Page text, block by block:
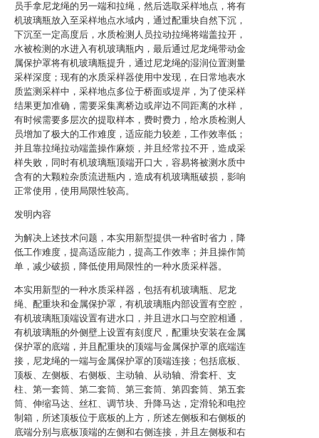
员手拿尼龙绳的另一端和拉绳，然后选取采样地点，将有
机玻璃瓶放入至采样地点水域内，通过配重块自然下沉，
下沉至一定高度后，水质检测人员拉动拉绳将端盖拉开，
水被检测的水进入有机玻璃瓶内，最后通过尼龙绳带动金
属保护罩将有机玻璃瓶提升，通过尼龙绳的湿润位置测量
采样深度；现有的水质采样器使用中发现，在日常地表水
质监测采样中，采样地点多位于桥面或堤岸，为了使采样
结果更加准确，需要采集离桥边或岸边不同距离的水样，
有时候需要多层次的提取样本，费时费力，给水质检测人
员增加了极大的工作难度，适应能力较差，工作效率低；
并且靠拉绳拉动端盖操作麻烦，并且经常拉不开，造成采
样失败，同时有机玻璃瓶顶端开口大，容易将被测水质中
含有的大颗粒杂质流进瓶内，造成有机玻璃瓶破损，影响
正常使用，使用局限性较高。
发明内容
为解决上述技术问题，本实用新型提供一种省时省力，降
低工作难度，提高适应能力，提高工作效率；并且操作简
单，减少破损，降低使用局限性的一种水质采样器。
本实用新型的一种水质采样器，包括有机玻璃瓶、尼龙
绳、配重块和金属保护罩，有机玻璃瓶内部设置有空腔，
有机玻璃瓶顶端设置有进水口，并且进水口与空腔相通，
有机玻璃瓶的外侧壁上设置有刻度尺，配重块安装在金属
保护罩的底端，并且配重块的顶端与金属保护罩的底端连
接，尼龙绳的一端与金属保护罩的顶端连接；包括底板、
顶板、左侧板、右侧板、主动轴、从动轴、滑套杆、支
柱、第一套筒、第二套筒、第三套筒、第四套筒、第五套
筒、伸缩马达、丝杠、调节块、升降马达，定滑轮和电控
制箱，所述顶板位于底板的上方，所述左侧板和右侧板的
底端分别与底板顶端的左侧和右侧连接，并且左侧板和右